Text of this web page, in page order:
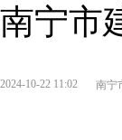
南宁市
2024-10-22 11:02 南宁